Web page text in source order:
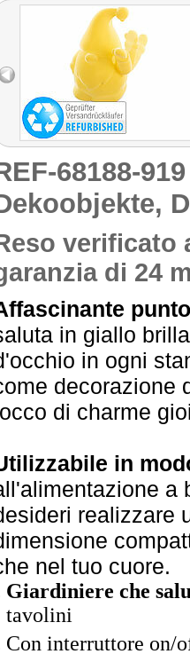
68188-
verificato
di 24
in giallo
in ogni
decorazione
di charme
in
a
realizzare
nel tuo cuore.
Giardiniere che
tavolini
Con interruttore on/